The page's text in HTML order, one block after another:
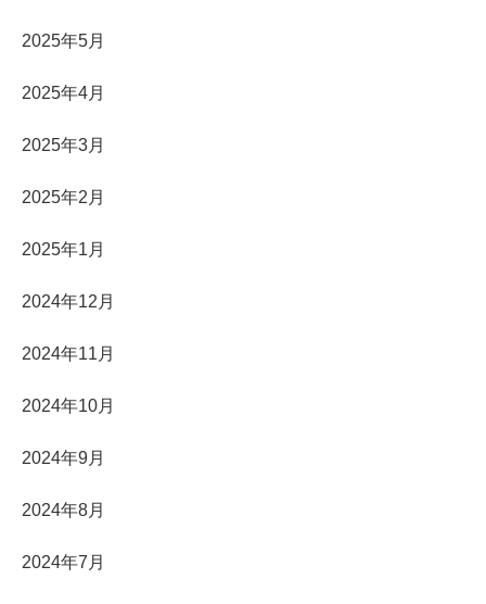
2025年5月
2025年4月
2025年3月
2025年2月
2025年1月
2024年12月
2024年11月
2024年10月
2024年9月
2024年8月
2024年7月